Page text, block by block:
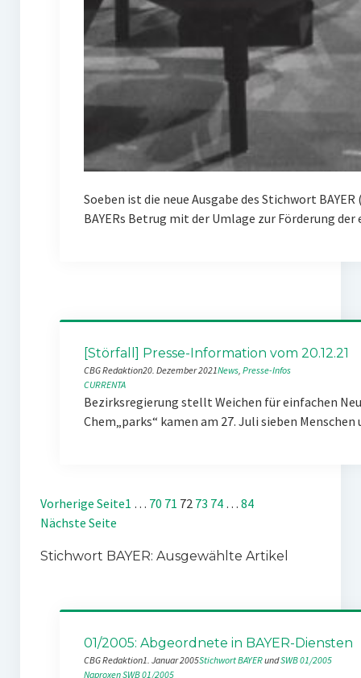
Soeben ist die neue Ausgabe des Stichwort
BAYERs Betrug mit der Umlage zur Förderung
[Störfall] Presse-Information vom 20.12.21
CBG Redaktion20. Dezember 2021News, Presse-Infos
CURRENTA
Bezirksregierung stellt Weichen für einfachen
Chem„parks“ kamen am 27. Juli sieben
Vorherige Seite1 … 70 71 72 73 74 … 84
Nächste Seite
Stichwort BAYER: Ausgewählte Artikel
01/2005: Abgeordnete in BAYER-Diensten
CBG Redaktion1. Januar 2005Stichwort BAYER und SWB 01/2005
NaproxenSWB 01/2005